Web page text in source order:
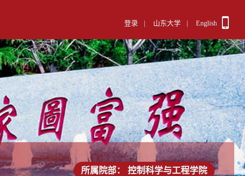
登录 山东大学 English
所属院部： 控制科学与工程学院